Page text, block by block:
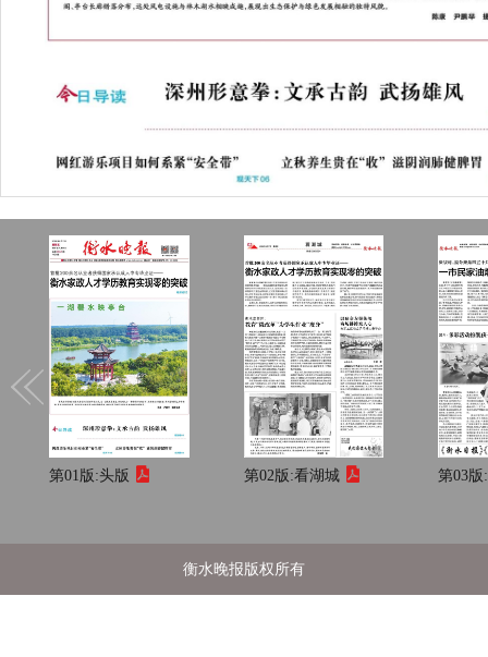
第01版:头版 第02版:看湖城 第03版:
衡水晚报版权所有